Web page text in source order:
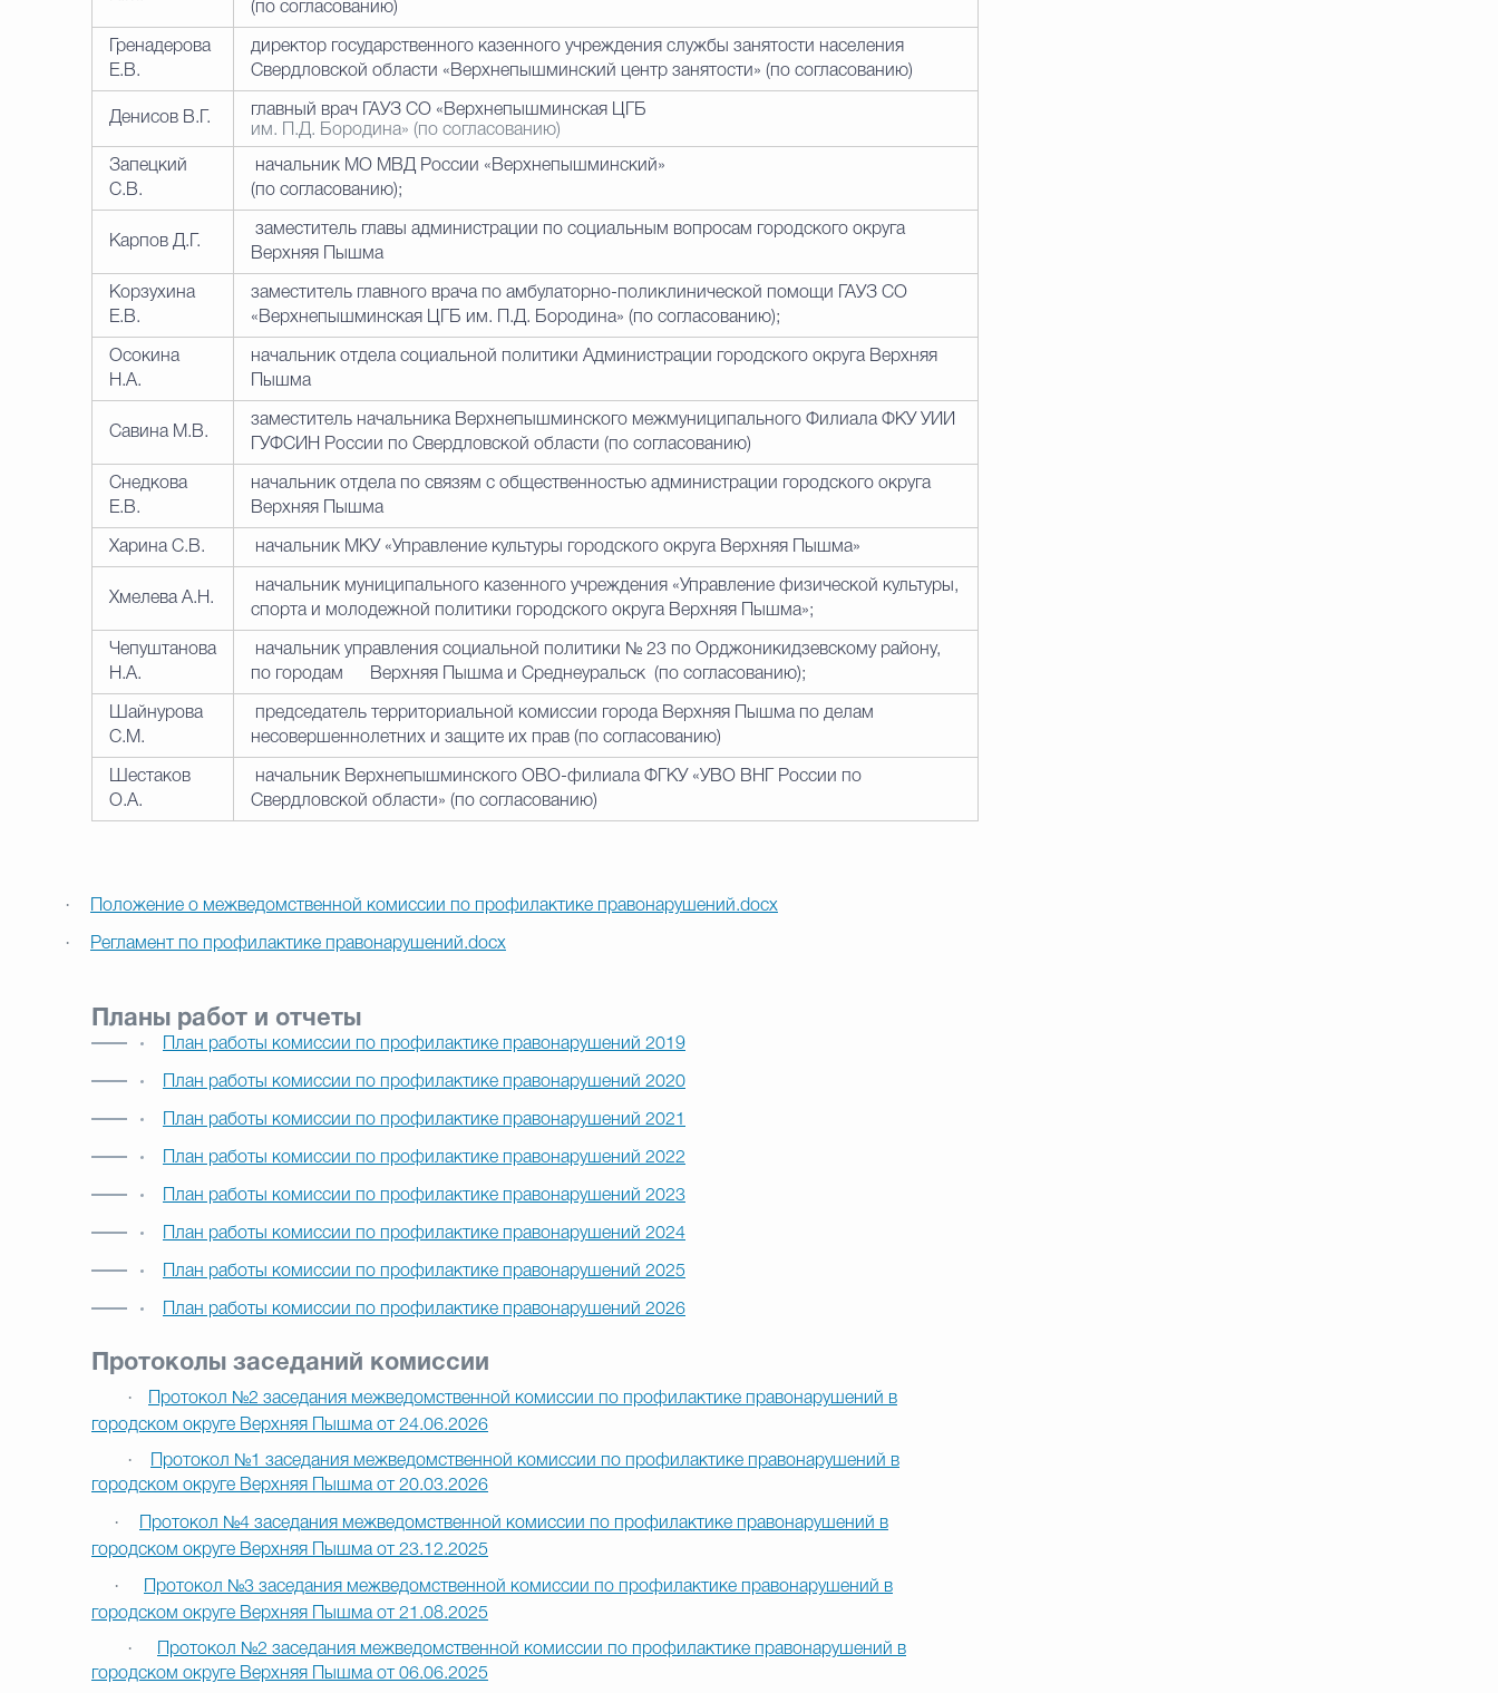
(по согласованию)
Гренадерова
Е.В.
директор государственного казенного учреждения службы занятости населения
Свердловской области «Верхнепышминский центр занятости» (по согласованию)
Денисов В.Г.
главный врач ГАУЗ СО «Верхнепышминская ЦГБ
им. П.Д. Бородина» (по согласованию)
Запецкий
С.В.
начальник МО МВД России «Верхнепышминский»
(по согласованию);
Карпов Д.Г.
заместитель главы администрации по социальным вопросам городского округа
Верхняя Пышма
Корзухина
Е.В.
заместитель главного врача по амбулаторно-поликлинической помощи ГАУЗ СО
«Верхнепышминская ЦГБ им. П.Д. Бородина» (по согласованию);
Осокина
Н.А.
начальник отдела социальной политики Администрации городского округа Верхняя
Пышма
Савина М.В.
заместитель начальника Верхнепышминского межмуниципального Филиала ФКУ УИИ
ГУФСИН России по Свердловской области (по согласованию)
Снедкова
Е.В.
начальник отдела по связям с общественностью администрации городского округа
Верхняя Пышма
Харина С.В. начальник МКУ «Управление культуры городского округа Верхняя Пышма»
Хмелева А.Н.
начальник муниципального казенного учреждения «Управление физической культуры,
спорта и молодежной политики городского округа Верхняя Пышма»;
Чепуштанова
Н.А.
начальник управления социальной политики № 23 по Орджоникидзевскому району,
по городам Верхняя Пышма и Среднеуральск (по согласованию);
Шайнурова
С.М.
председатель территориальной комиссии города Верхняя Пышма по делам
несовершеннолетних и защите их прав (по согласованию)
Шестаков
О.А.
начальник Верхнепышминского ОВО-филиала ФГКУ «УВО ВНГ России по
Свердловской области» (по согласованию)
· Положение о межведомственной комиссии по профилактике правонарушений.docx
· Регламент по профилактике правонарушений.docx
Планы работ и отчеты
План работы комиссии по профилактике правонарушений 2019
План работы комиссии по профилактике правонарушений 2020
План работы комиссии по профилактике правонарушений 2021
План работы комиссии по профилактике правонарушений 2022
План работы комиссии по профилактике правонарушений 2023
План работы комиссии по профилактике правонарушений 2024
План работы комиссии по профилактике правонарушений 2025
План работы комиссии по профилактике правонарушений 2026
Протоколы заседаний комиссии
·
Протокол №2 заседания межведомственной комиссии по профилактике правонарушений в
городском округе Верхняя Пышма от 24.06.2026
·
Протокол №1 заседания межведомственной комиссии по профилактике правонарушений в
городском округе Верхняя Пышма от 20.03.2026
·
Протокол №4 заседания межведомственной комиссии по профилактике правонарушений в
городском округе Верхняя Пышма от 23.12.2025
·
Протокол №3 заседания межведомственной комиссии по профилактике правонарушений в
городском округе Верхняя Пышма от 21.08.2025
·
Протокол №2 заседания межведомственной комиссии по профилактике правонарушений в
городском округе Верхняя Пышма от 06.06.2025